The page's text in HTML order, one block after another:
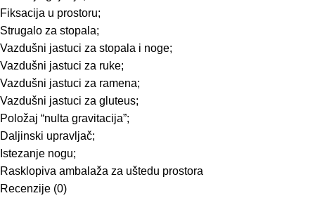
Fiksacija u prostoru;
Strugalo za stopala;
Vazdušni jastuci za stopala i noge;
Vazdušni jastuci za ruke;
Vazdušni jastuci za ramena;
Vazdušni jastuci za gluteus;
Položaj “nulta gravitacija”;
Daljinski upravljač;
Istezanje nogu;
Rasklopiva ambalaža za uštedu prostora
Recenzije (0)